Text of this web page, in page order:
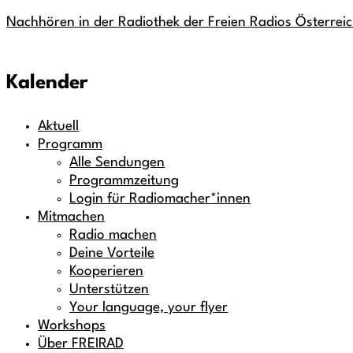
Nachhören in der Radiothek der Freien Radios
Kalender
Aktuell
Programm
Alle Sendungen
Programmzeitung
Login für Radiomacher*innen
Mitmachen
Radio machen
Deine Vorteile
Kooperieren
Unterstützen
Your language, your flyer
Workshops
Über FREIRAD